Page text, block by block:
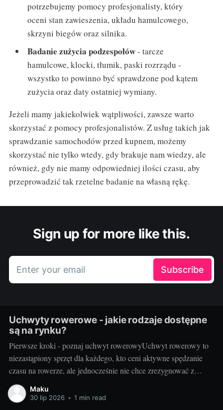
potrzebujemy pomocy profesjonalisty, który
oceni stan zawieszenia, układu hamulcowego,
skrzyni biegów oraz silnika.
Badanie zużycia podzespołów- tarcze
hamulcowe, klocki, tłumik, paski rozrządu -
wszystko to powinno być sprawdzone pod kątem
zużycia oraz daty ostatniej wymiany.
Jeżeli mamy jakiekolwiek wątpliwości, zawsze warto
skorzystać z pomocy profesjonalistów. Z usług takich jak
sprawdzanie samochodów przed kupnem, możemy
skorzystać nie tylko wtedy, gdy brakuje nam wiedzy, ale
również, gdy nie mamy odpowiedniej ilości czasu, aby
przeprowadzić tak rzetelne badanie na własną rękę.
Sign up for more like this.
Enter your email Subscribe
Uchwyty rowerowe - jakie rodzaje dostępne
są na rynku?
Pierwsze kroki - poznaj uchwyt rowerowyUchwyt rowerowy to
niezastąpiony sprzęt dla każdego, kto ceni aktywne spędzanie
czasu na rowerze, ale jednocześnie nie chce zrezygnować z
wygodnej podróży samochodem. Dzięki takim urządzeniom,
możemy bezproblemowo przewieźć rower na dachu samochodu
Maku
30 lip 2026 • 1 min read